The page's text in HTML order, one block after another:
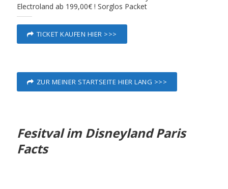
Electroland ab 199,00€ ! Sorglos Packet
TICKET KAUFEN HIER >>>
ZUR MEINER STARTSEITE HIER LANG >>>
Fesitval im Disneyland Paris
Facts